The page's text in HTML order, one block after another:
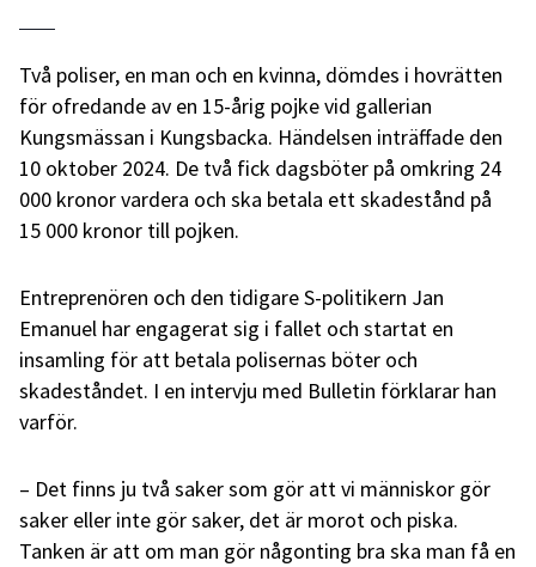
Två poliser, en man och en kvinna, dömdes i hovrätten
för ofredande av en 15-årig pojke vid gallerian
Kungsmässan i Kungsbacka. Händelsen inträffade den
10 oktober 2024. De två fick dagsböter på omkring 24
000 kronor vardera och ska betala ett skadestånd på
15 000 kronor till pojken.
Entreprenören och den tidigare S-politikern Jan
Emanuel har engagerat sig i fallet och startat en
insamling för att betala polisernas böter och
skadeståndet. I en intervju med Bulletin förklarar han
varför.
– Det finns ju två saker som gör att vi människor gör
saker eller inte gör saker, det är morot och piska.
Tanken är att om man gör någonting bra ska man få en